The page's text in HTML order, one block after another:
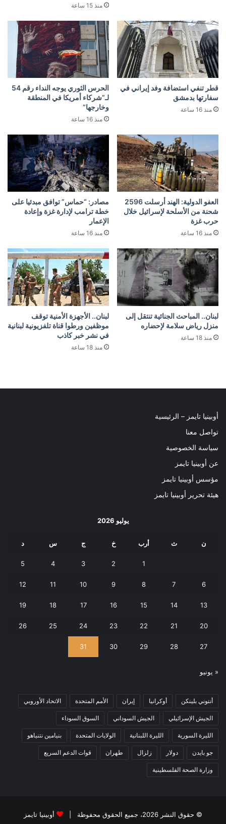
منذ 15 ساعة
قطر تنفي استضافة وفد إيراني في
سفارتها بدمشق
منذ 16 ساعة
الحرس الثوري يوجه النداء رقم 54
لـ”شركاء أمريكا في المنطقة
وخارجها”
منذ 16 ساعة
العفو الدولية: الهند أرسلت 2596
شحنة من الأسلحة لإسرائيل خلال
حرب غزة
منذ 16 ساعة
مصادر: “حماس” توافق مبدئيا على
خطة ترامب لإدارة غزة وإعادة
الإعمار
منذ 16 ساعة
لبنان.. المباحث الجنائية تنتقل إلى
منزل رياض سلامة لإحضاره
منذ 18 ساعة
لبنان.. الأجهزة الأمنية توقف
موظفين ورطوا قناة تلفزيونية لبنانية
في نشر خبر كاذب
منذ 18 ساعة
أوبينيا تايمز – الرئيسية
تواصل معنا
سياسة الخصوصية
عن أوبينيا تايمز
مؤسس أوبينيا تايمز
هيئة تحرير أوبينيا تايمز
يوليو 2026
ن ث أرب خ ج س د
1
2
3
4
5
6
7
8
9
10
11
12
13
14
15
16
17
18
19
20
21
22
23
24
25
26
27
28
29
30
31
« يونيو
أنتوني بلينكن أوكرانيا إيران الأمم المتحدة الاتحاد الأوروبي
الجيش الإسرائيلي الجيش السوداني السوق السوداء
الليرة السورية الليرة اللبنانية الولايات المتحدة بنيامين نتنياهو
جو بايدن دولار زلزال طهران قوات الدعم السريع
وزارة الصحة الفلسطينية
© حقوق النشر 2026، جميع الحقوق محفوظة | أوبينيا تايمز